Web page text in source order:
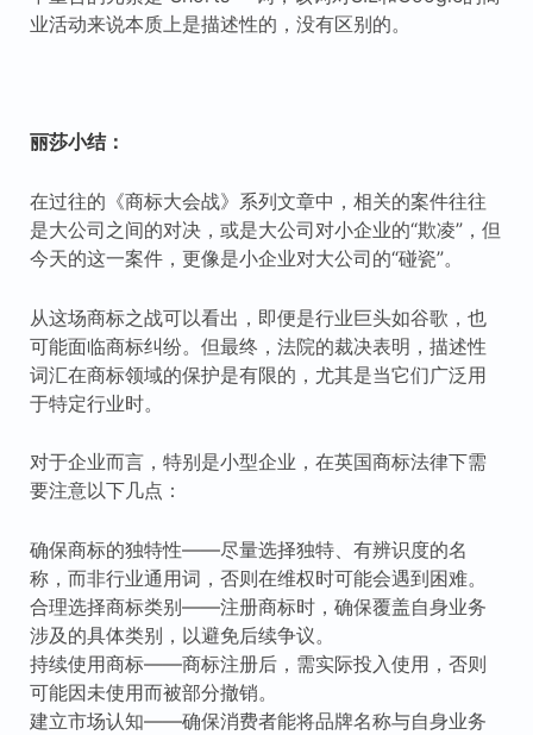
业活动来说本质上是描述性的，没有区别的。
丽莎小结：
在过往的《商标大会战》系列文章中，相关的案件往往
是大公司之间的对决，或是大公司对小企业的“欺凌”，但
今天的这一案件，更像是小企业对大公司的“碰瓷”。
从这场商标之战可以看出，即便是行业巨头如谷歌，也
可能面临商标纠纷。但最终，法院的裁决表明，描述性
词汇在商标领域的保护是有限的，尤其是当它们广泛用
于特定行业时。
对于企业而言，特别是小型企业，在英国商标法律下需
要注意以下几点：
确保商标的独特性——尽量选择独特、有辨识度的名
称，而非行业通用词，否则在维权时可能会遇到困难。
合理选择商标类别——注册商标时，确保覆盖自身业务
涉及的具体类别，以避免后续争议。
持续使用商标——商标注册后，需实际投入使用，否则
可能因未使用而被部分撤销。
建立市场认知——确保消费者能将品牌名称与自身业务